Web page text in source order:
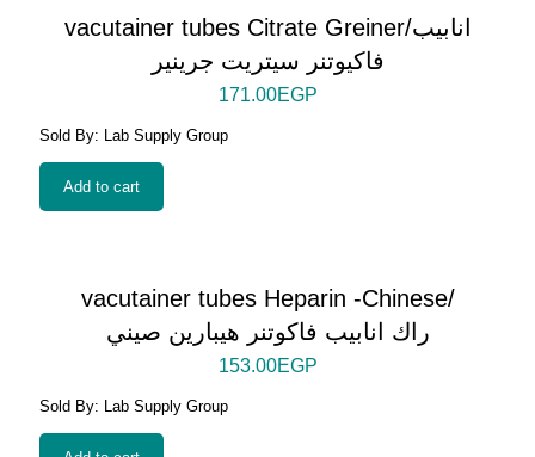
vacutainer tubes Citrate Greiner/انابيب
فاكيوتنر سيتريت جرينير
171.00EGP
Sold By: Lab Supply Group
Add to cart
vacutainer tubes Heparin -Chinese/
راك انابيب فاكوتنر هيبارين صيني
153.00EGP
Sold By: Lab Supply Group